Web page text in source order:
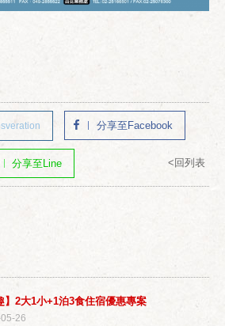
分享至Facebook
分享至Line <回列表
】2大1小+1泊3食住宿優惠專案
26